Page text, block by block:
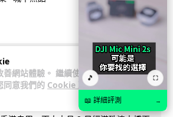
網站體驗。 繼續使用
同意我們的 Cookie 政
士拾相機 據為己有被的士
月後再入境被捕
遊澳門乘的士拾獲他人遺留相機及電
🎵 ⛶
📖 詳細評測 →